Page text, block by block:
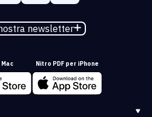
newsletter
Nitro PDF per iPhone